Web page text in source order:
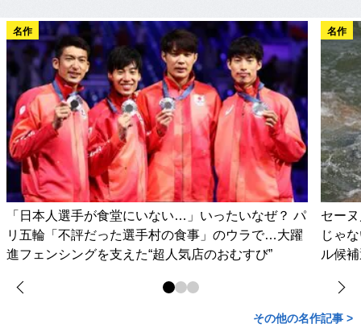
名作
「日本人選手が食堂にいない…」いったいなぜ？ パ
リ五輪「不評だった選手村の食事」のウラで…大躍
進フェンシングを支えた“超人気店のおむすび”
名作
セー
じゃ
ル候
その他の名作記事 >